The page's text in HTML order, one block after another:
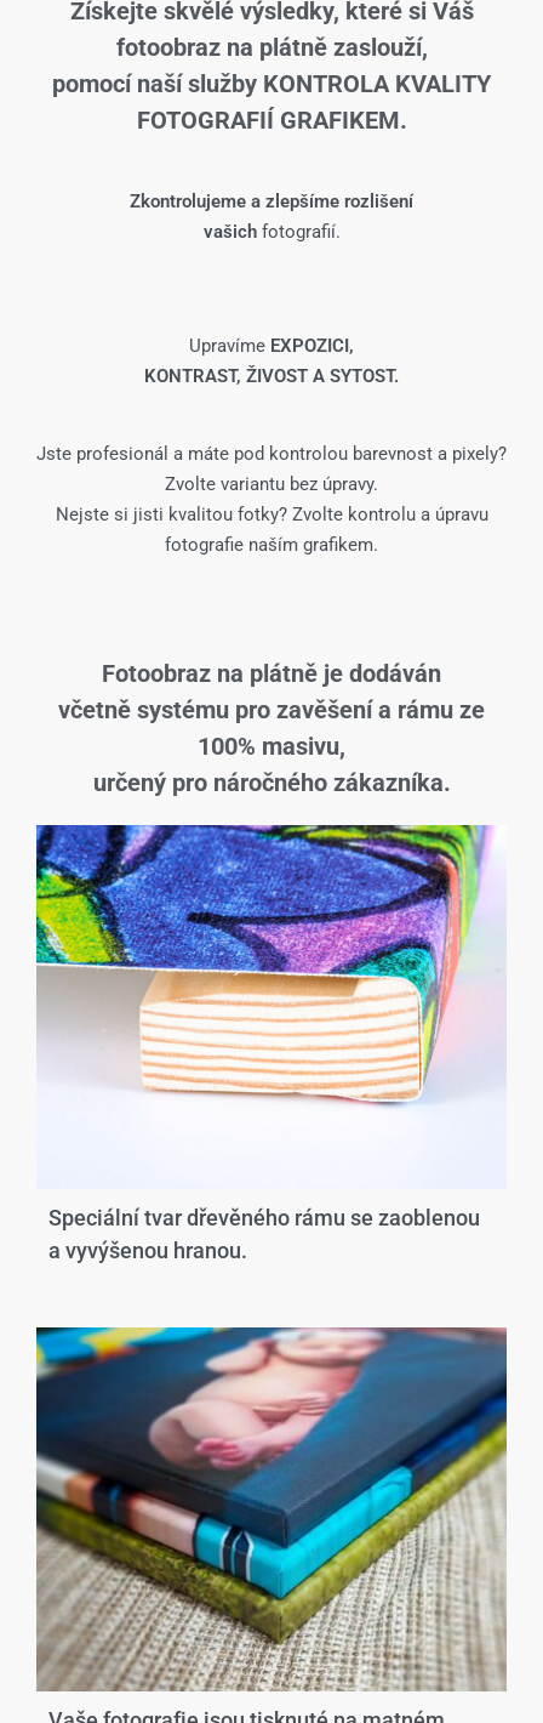
Získejte skvělé výsledky, které si Váš
fotoobraz na plátně zaslouží,
pomocí naší služby KONTROLA KVALITY
FOTOGRAFIÍ GRAFIKEM.
Zkontrolujeme a zlepšíme rozlišení
vašich fotografií.
Upravíme EXPOZICI,
KONTRAST, ŽIVOST A SYTOST.
Jste profesionál a máte pod kontrolou barevnost a pixely?
Zvolte variantu bez úpravy.
Nejste si jisti kvalitou fotky? Zvolte kontrolu a úpravu
fotografie naším grafikem.
Fotoobraz na plátně je dodáván
včetně systému pro zavěšení a rámu ze
100% masivu,
určený pro náročného zákazníka.
Speciální tvar dřevěného rámu se zaoblenou
a vyvýšenou hranou.​